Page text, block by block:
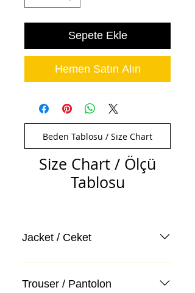
Sepete Ekle
Hemen Satın Alın
Beden Tablosu / Size Chart
Size Chart / Ölçü
Tablosu
Jacket / Ceket
Trouser / Pantolon